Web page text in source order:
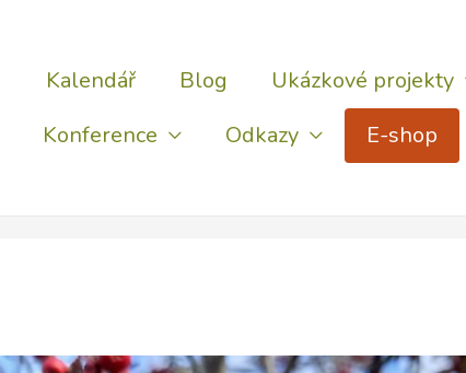
Kalendář Blog Ukázkové projekty
Konference Odkazy E-shop